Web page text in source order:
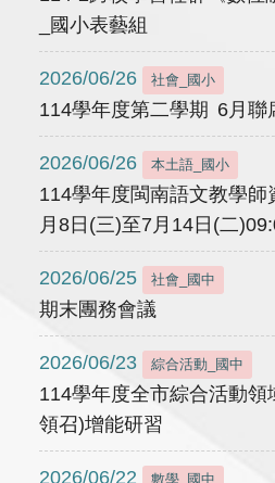
_國小表藝組
2026/06/26 社會_國小
114學年度第二學期 6月聯
2026/06/26 本土語_國小
114學年度閩南語文教學
月8日(三)至7月14日(二
2026/06/25 社會_國中
期末團務會議
2026/06/23 綜合活動_國中
114學年度全市綜合活動領
領召)增能研習
2026/06/22